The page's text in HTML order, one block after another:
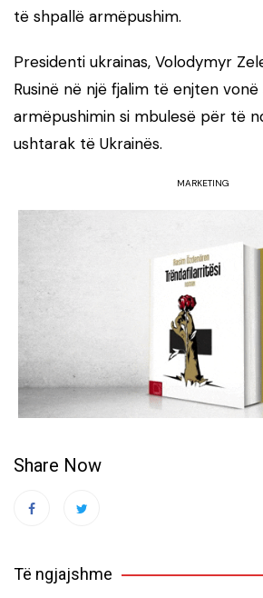
të shpallë armëpushim.
Presidenti ukrainas, Volodymyr
Rusinë në një fjalim të enjten
armëpushimin si mbulesë për të
ushtarak të Ukrainës.
MARKETING
Share Now
Të ngjajshme